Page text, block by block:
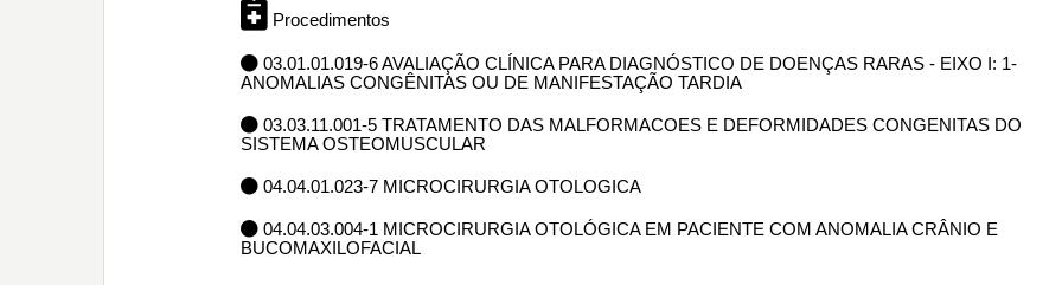
Procedimentos
03.01.01.019-6 AVALIAÇÃO CLÍNICA PARA DIAGNÓSTICO DE DOENÇAS RARAS - EIXO I: 1-
ANOMALIAS CONGÊNITAS OU DE MANIFESTAÇÃO TARDIA
03.03.11.001-5 TRATAMENTO DAS MALFORMACOES E DEFORMIDADES CONGENITAS DO
SISTEMA OSTEOMUSCULAR
04.04.01.023-7 MICROCIRURGIA OTOLOGICA
04.04.03.004-1 MICROCIRURGIA OTOLÓGICA EM PACIENTE COM ANOMALIA CRÂNIO E
BUCOMAXILOFACIAL